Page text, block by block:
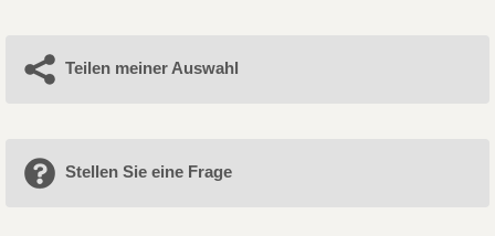
Teilen meiner Auswahl
Stellen Sie eine Frage